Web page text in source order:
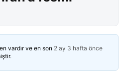
vardır ve en son 2 ay 3 hafta önce